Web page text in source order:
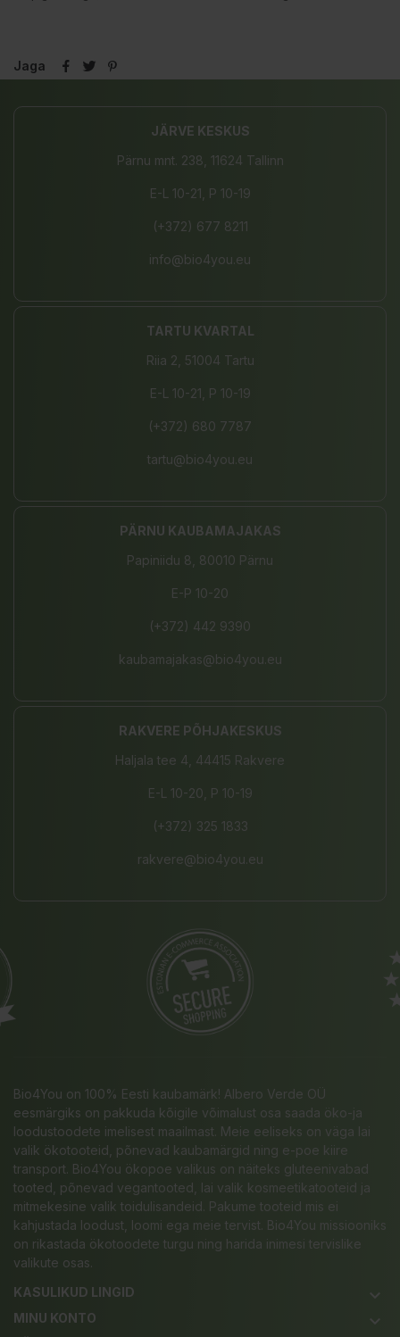
Jaga
JÄRVE KESKUS
Pärnu mnt. 238, 11624 Tallinn
E-L 10-21, P 10-19
(+372) 677 8211
info@bio4you.eu
TARTU KVARTAL
Riia 2, 51004 Tartu
E-L 10-21, P 10-19
(+372) 680 7787
tartu@bio4you.eu
PÄRNU KAUBAMAJAKAS
Papiniidu 8, 80010 Pärnu
E-P 10-20
(+372) 442 9390
kaubamajakas@bio4you.eu
RAKVERE PÕHJAKESKUS
Haljala tee 4, 44415 Rakvere
E-L 10-20, P 10-19
(+372) 325 1833
rakvere@bio4you.eu
Bio4You on 100% Eesti kaubamärk! Albero Verde OÜ
eesmärgiks on pakkuda kõigile võimalust osa saada öko-ja
loodustoodete imelisest maailmast. Meie eeliseks on väga lai
valik ökotooteid, põnevad kaubamärgid ning e-poe kiire
transport. Bio4You ökopoe valikus on näiteks gluteenivabad
tooted, põnevad vegantooted, lai valik kosmeetikatooteid ja
mitmekesine valik toidulisandeid. Pakume tooteid mis ei
kahjustada loodust, loomi ega meie tervist. Bio4You missiooniks
on rikastada ökotoodete turgu ning harida inimesi tervislike
valikute osas.
KASULIKUD LINGID
keyboard_arrow_down
MINU KONTO keyboard_arrow_down